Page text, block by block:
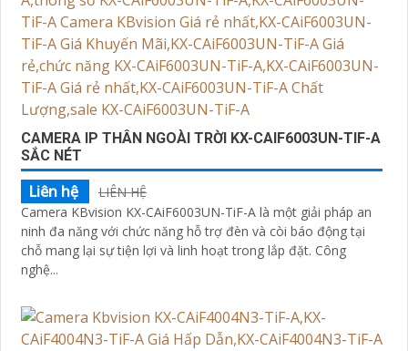
CAMERA IP THÂN NGOÀI TRỜI KX-CAIF6003UN-TIF-A
SẮC NÉT
Liên hệ
LIÊN HỆ
Camera KBvision KX-CAiF6003UN-TiF-A là một giải pháp an
ninh đa năng với chức năng hỗ trợ đèn và còi báo động tại
chỗ mang lại sự tiện lợi và linh hoạt trong lắp đặt. Công
nghệ...